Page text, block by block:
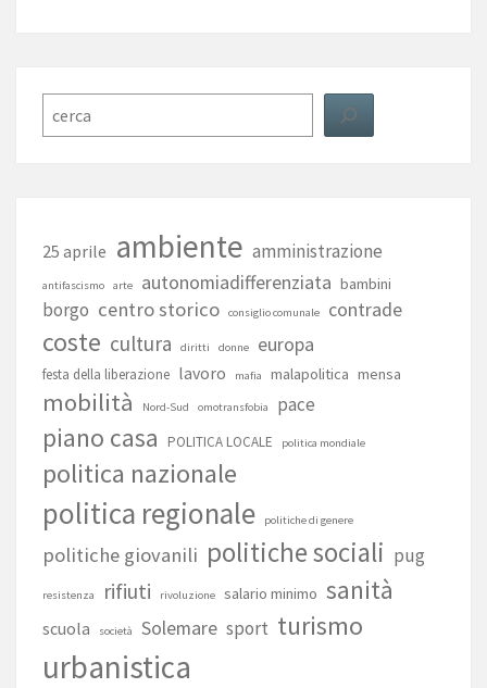
25 aprile ambiente amministrazione
antifascismo arte autonomiadifferenziata bambini
borgo centro storico consiglio comunale contrade
coste cultura diritti donne europa
festa della liberazione lavoro mafia malapolitica mensa
mobilità Nord-Sud omotransfobia pace
piano casa POLITICA LOCALE politica mondiale
politica nazionale
politica regionale politiche di genere
politiche giovanili politiche sociali pug
resistenza rifiuti rivoluzione salario minimo sanità
scuola società Solemare sport turismo
urbanistica